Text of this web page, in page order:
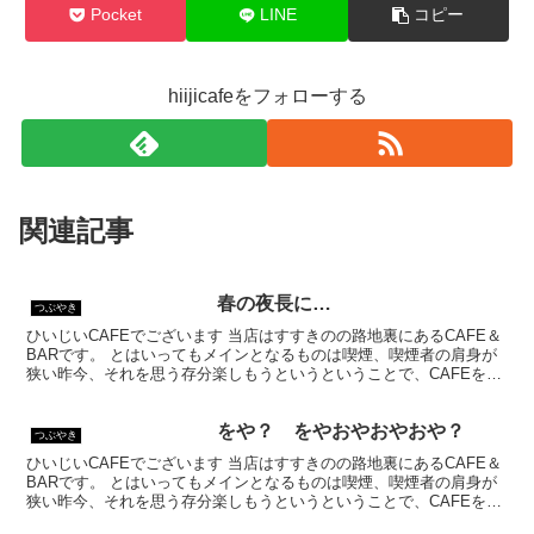
Pocket LINE コピー
hiijicafeをフォローする
関連記事
つぶやき 春の夜長に…
ひいじいCAFEでございます 当店はすすきのの路地裏にあるCAFE＆
BARです。 とはいってもメインとなるものは喫煙、喫煙者の肩身が
狭い昨今、それを思う存分楽しもうというということで、CAFEを名
つぶやき をや？ をやおやおやおや？
ひいじいCAFEでございます 当店はすすきのの路地裏にあるCAFE＆
BARです。 とはいってもメインとなるものは喫煙、喫煙者の肩身が
狭い昨今、それを思う存分楽しもうというということで、CAFEを名